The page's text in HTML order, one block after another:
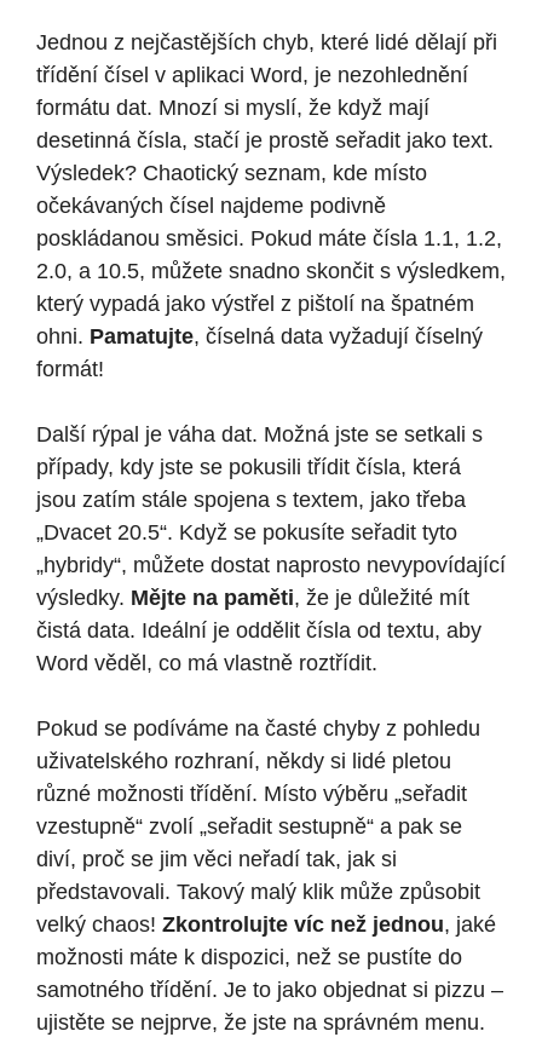
Jednou z nejčastějších chyb, které lidé dělají při
třídění čísel v aplikaci Word, je nezohlednění
formátu dat. Mnozí si myslí, že když mají
desetinná čísla, stačí je prostě seřadit jako text.
Výsledek? Chaotický seznam, kde místo
očekávaných čísel najdeme podivně
poskládanou směsici. Pokud máte čísla 1.1, 1.2,
2.0, a 10.5, můžete snadno skončit s výsledkem,
který vypadá jako výstřel z pištolí na špatném
ohni. Pamatujte, číselná data vyžadují číselný
formát!
Další rýpal je váha dat. Možná jste se setkali s
případy, kdy jste se pokusili třídit čísla, která
jsou zatím stále spojena s textem, jako třeba
„Dvacet 20.5“. Když se pokusíte seřadit tyto
„hybridy“, můžete dostat naprosto nevypovídající
výsledky. Mějte na paměti, že je důležité mít
čistá data. Ideální je oddělit čísla od textu, aby
Word věděl, co má vlastně roztřídit.
Pokud se podíváme na časté chyby z pohledu
uživatelského rozhraní, někdy si lidé pletou
různé možnosti třídění. Místo výběru „seřadit
vzestupně“ zvolí „seřadit sestupně“ a pak se
diví, proč se jim věci neřadí tak, jak si
představovali. Takový malý klik může způsobit
velký chaos! Zkontrolujte víc než jednou, jaké
možnosti máte k dispozici, než se pustíte do
samotného třídění. Je to jako objednat si pizzu –
ujistěte se nejprve, že jste na správném menu.